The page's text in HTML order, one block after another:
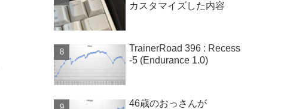
カスタマイズした内容
TrainerRoad 396 : Recess
-5 (Endurance 1.0)
46歳のおっさんが